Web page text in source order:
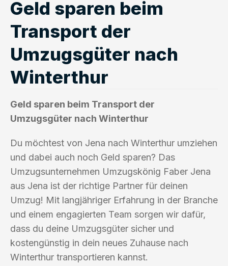
Geld sparen beim
Transport der
Umzugsgüter nach
Winterthur
Geld sparen beim Transport der
Umzugsgüter nach Winterthur
Du möchtest von Jena nach Winterthur umziehen
und dabei auch noch Geld sparen? Das
Umzugsunternehmen Umzugskönig Faber Jena
aus Jena ist der richtige Partner für deinen
Umzug! Mit langjähriger Erfahrung in der Branche
und einem engagierten Team sorgen wir dafür,
dass du deine Umzugsgüter sicher und
kostengünstig in dein neues Zuhause nach
Winterthur transportieren kannst.